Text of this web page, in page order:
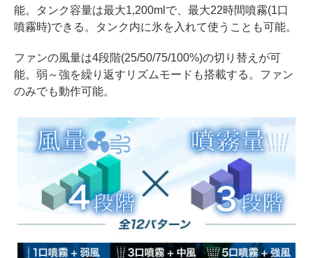
能。タンク容量は最大1,200mlで、最大22時間噴霧(1口
噴霧時)できる。タンク内に氷を入れて使うことも可能。
ファンの風量は4段階(25/50/75/100%)の切り替えが可
能。弱～強を繰り返すリズムモードも搭載する。ファン
のみでも動作可能。